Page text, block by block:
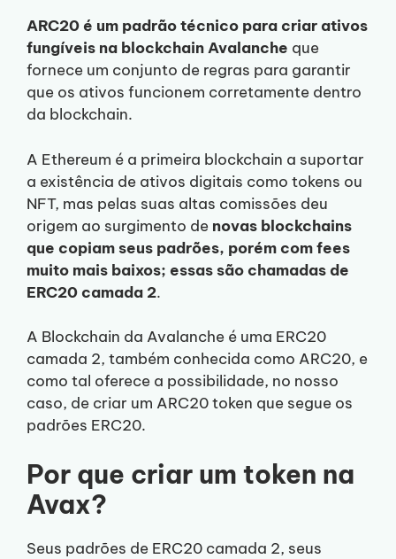
ARC20 é um padrão técnico para criar ativos
fungíveis na blockchain Avalanche que
fornece um conjunto de regras para garantir
que os ativos funcionem corretamente dentro
da blockchain.
A Ethereum é a primeira blockchain a suportar
a existência de ativos digitais como tokens ou
NFT, mas pelas suas altas comissões deu
origem ao surgimento de novas blockchains
que copiam seus padrões, porém com fees
muito mais baixos; essas são chamadas de
ERC20 camada 2.
A Blockchain da Avalanche é uma ERC20
camada 2, também conhecida como ARC20, e
como tal oferece a possibilidade, no nosso
caso, de criar um ARC20 token que segue os
padrões ERC20.
Por que criar um token na
Avax?
Seus padrões de ERC20 camada 2, seus